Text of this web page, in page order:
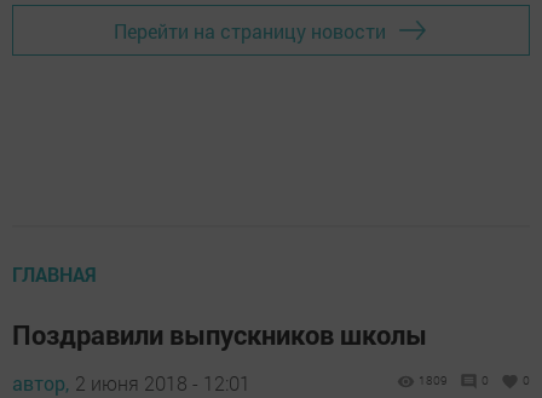
Перейти на страницу новости
ГЛАВНАЯ
Поздравили выпускников школы
автор, 2 июня 2018 - 12:01 1809 0 0